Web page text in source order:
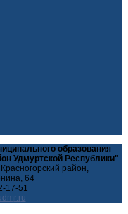
образования
Удмуртской Республики"
район,
64
17-51